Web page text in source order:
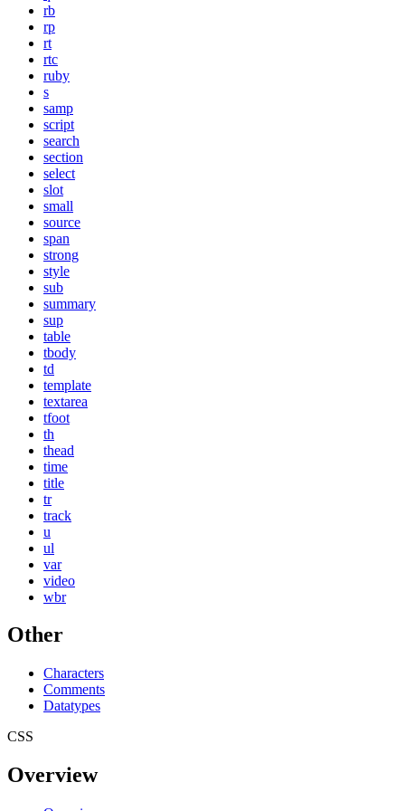
rb
rp
rt
rtc
ruby
s
samp
script
search
section
select
slot
small
source
span
strong
style
sub
summary
sup
table
tbody
td
template
textarea
tfoot
th
thead
time
title
tr
track
u
ul
var
video
wbr
Other
Characters
Comments
Datatypes
CSS
Overview